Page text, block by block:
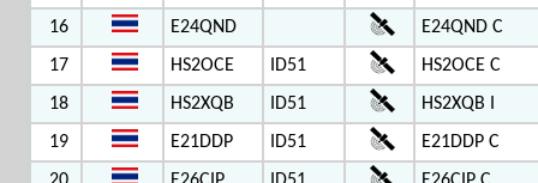
16
E24QND
E24QND C
17
HS2OCE ID51
HS2OCE C
18
HS2XQB ID51
HS2XQB I
19
E21DDP ID51
E21DDP C